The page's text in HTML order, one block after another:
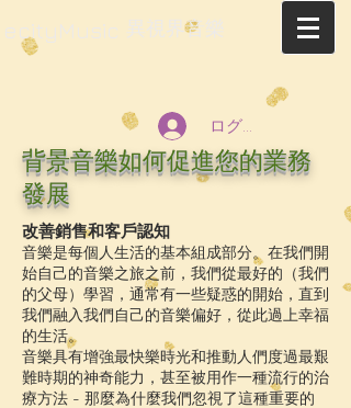
ecityMusic 異視界音樂
ログイン
背景音樂如何促進您的業務
發展
改善銷售和客戶認知
音樂是每個人生活的基本組成部分。在我們開
始自己的音樂之旅之前，我們從最好的（我們
的父母）學習，通常有一些疑惑的開始，直到
我們融入我們自己的音樂偏好，從此過上幸福
的生活。
音樂具有增強最快樂時光和推動人們度過最艱
難時期的神奇能力，甚至被用作一種流行的治
療方法 - 那麼為什麼我們忽視了這種重要的